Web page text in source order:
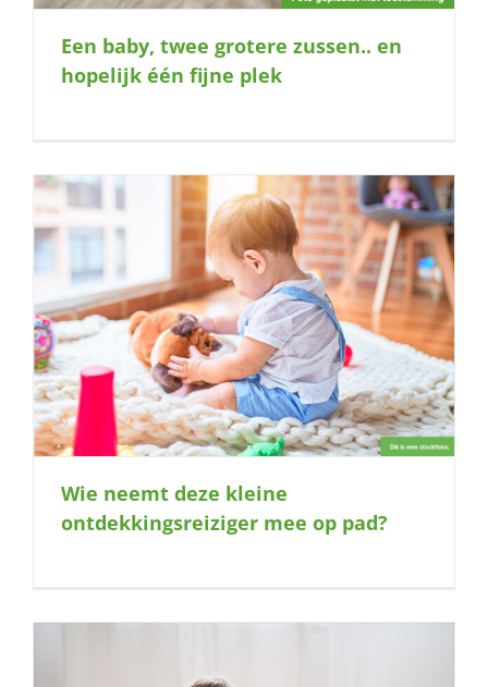
Een baby, twee grotere zussen.. en
hopelijk één fijne plek
Wie neemt deze kleine
ontdekkingsreiziger mee op pad?